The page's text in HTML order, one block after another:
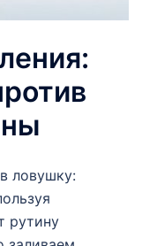
ловушку:
рутину